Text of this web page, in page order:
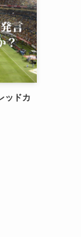
ッドカ